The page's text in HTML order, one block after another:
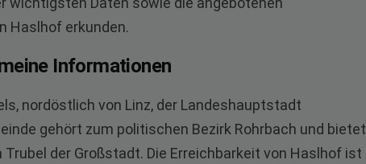
Haslhof erkunden.
Informationen
nordöstlich von Linz, der Landeshauptstadt
gehört zum politischen Bezirk Rohrbach und bietet
der Großstadt. Die Erreichbarkeit von Haslhof ist